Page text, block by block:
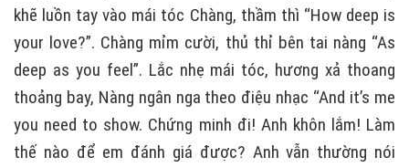
khẽ luồn tay vào mái tóc Chàng, thầm thì “How deep is
your love?”. Chàng mỉm cười, thủ thỉ bên tai nàng “As
deep as you feel”. Lắc nhẹ mái tóc, hương xả thoang
thoảng bay, Nàng ngân nga theo điệu nhạc “And it’s me
you need to show. Chứng minh đi! Anh khôn lắm! Làm
thế nào để em đánh giá được? Anh vẫn thường nói